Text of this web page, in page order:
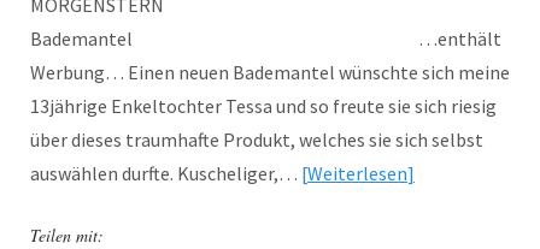
MORGENSTERN
Bademantel …enthält
Werbung… Einen neuen Bademantel wünschte sich meine
13jährige Enkeltochter Tessa und so freute sie sich riesig
über dieses traumhafte Produkt, welches sie sich selbst
auswählen durfte. Kuscheliger,… Weiterlesen
Teilen mit: